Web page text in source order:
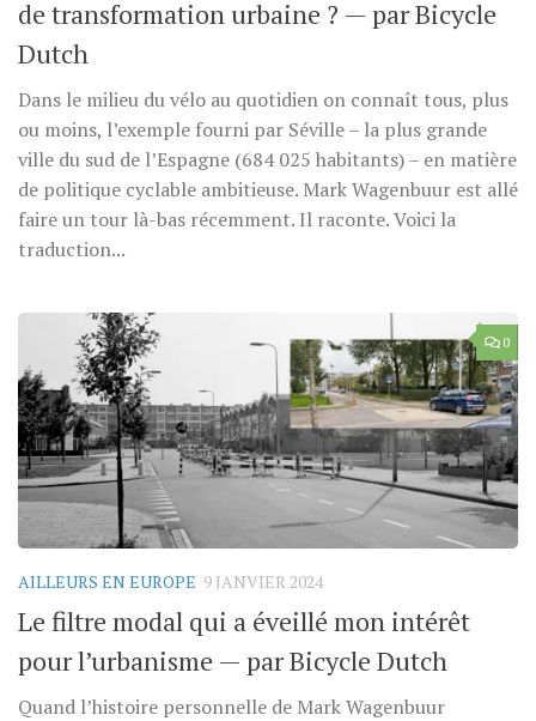
de transformation urbaine ? — par Bicycle
Dutch
Dans le milieu du vélo au quotidien on connaît tous, plus
ou moins, l’exemple fourni par Séville – la plus grande
ville du sud de l’Espagne (684 025 habitants) – en matière
de politique cyclable ambitieuse. Mark Wagenbuur est allé
faire un tour là-bas récemment. Il raconte. Voici la
traduction...
0
AILLEURS EN EUROPE 9 JANVIER 2024
Le filtre modal qui a éveillé mon intérêt
pour l’urbanisme — par Bicycle Dutch
Quand l’histoire personnelle de Mark Wagenbuur